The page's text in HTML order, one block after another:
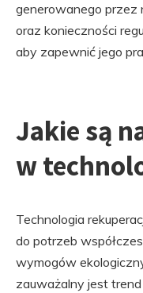
generowanego przez
oraz konieczności
aby zapewnić jego
Jakie są
w
Technologia
do potrzeb
wymogów
zauważalny jest